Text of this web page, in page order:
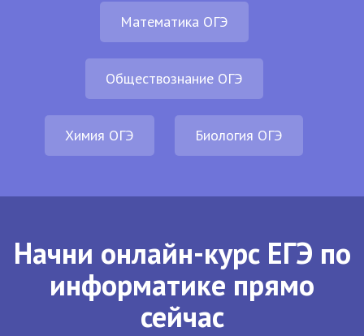
Математика ОГЭ
Обществознание ОГЭ
Химия ОГЭ Биология ОГЭ
Начни онлайн-курс ЕГЭ по
информатике прямо
сейчас